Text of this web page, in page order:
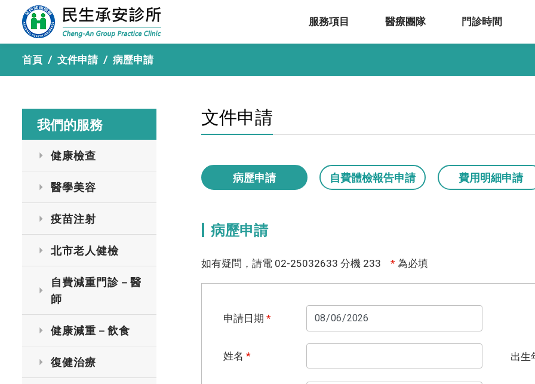
服務項目 醫療團隊 門診時間
首頁 / 文件申請 / 病歷申請
我們的服務
健康檢查
醫學美容
疫苗注射
北市老人健檢
自費減重門診－醫
師
健康減重－飲食
復健治療
文件申請
病歷申請 自費體檢報告申請 費用明細申請
病歷申請
如有疑問，請電 02-25032633 分機 233 * 為必填
申請日期 *
姓名 * 出生